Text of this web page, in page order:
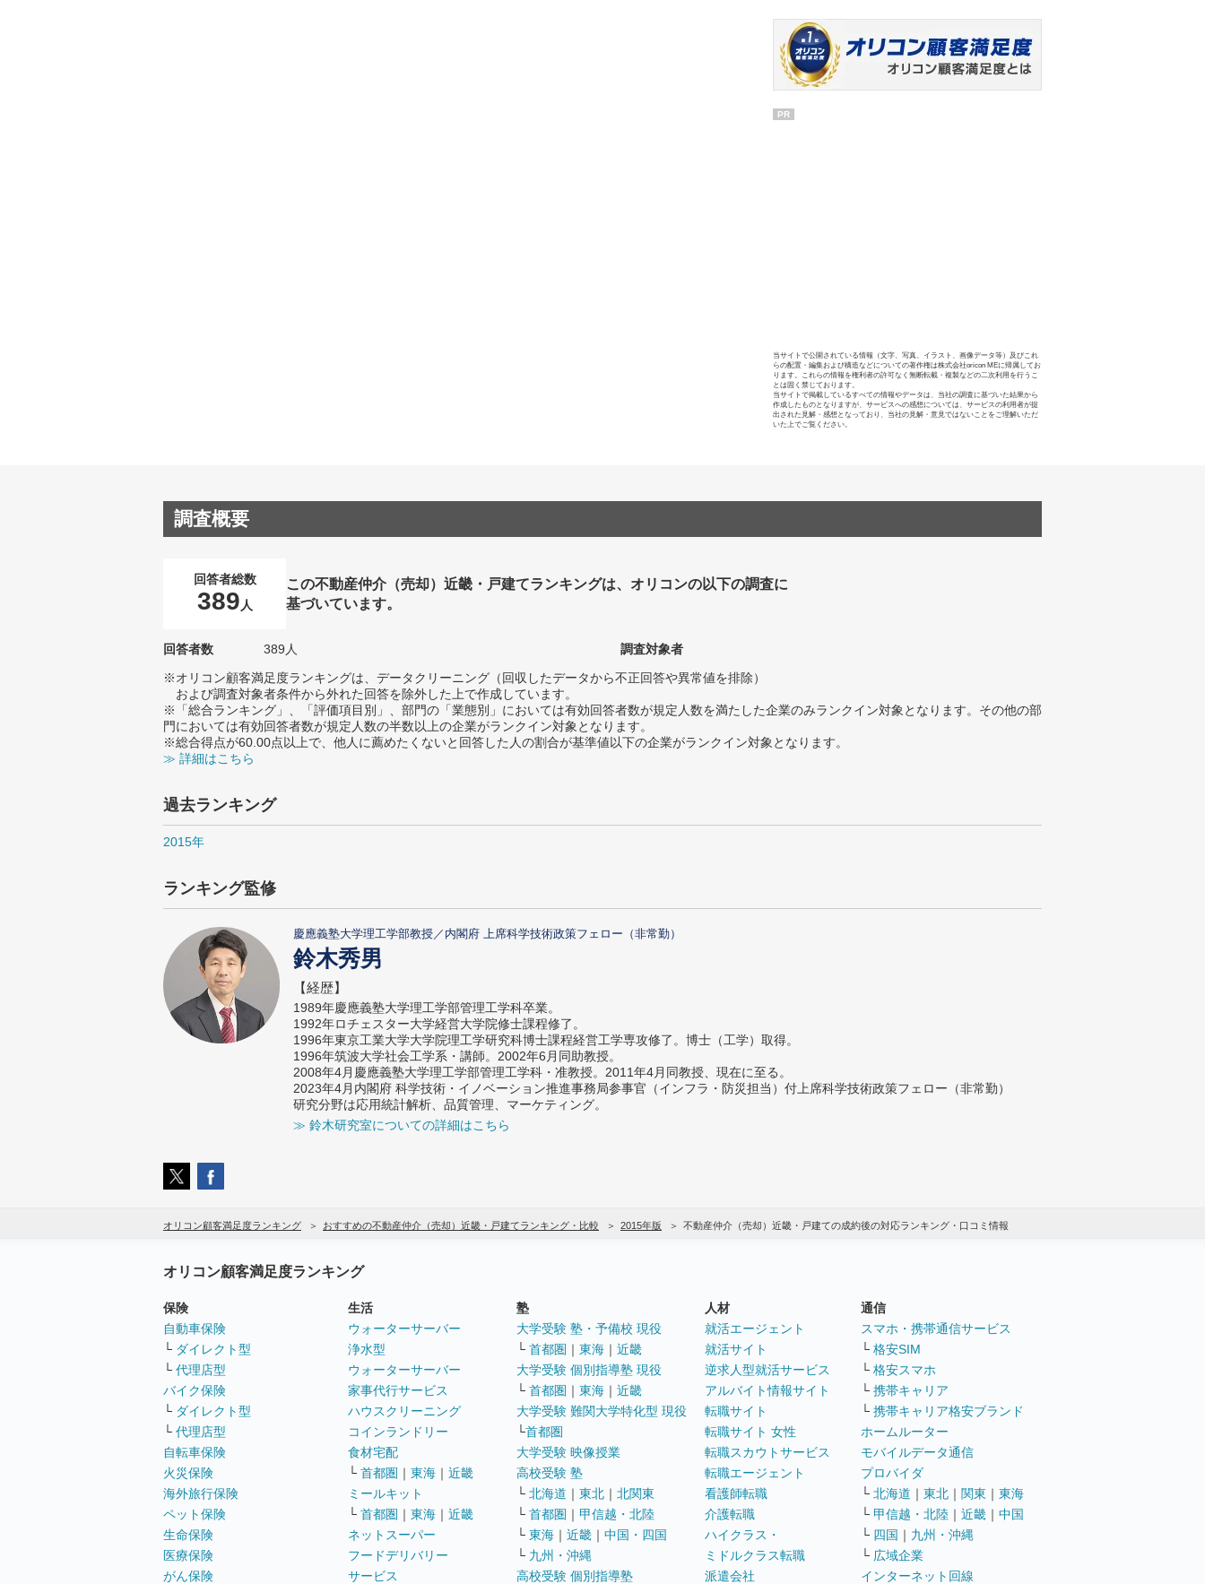
PR
当サイトで公開されている情報（文字、写真、イラスト、画像データ等）及びこれ
らの配置・編集および構造などについての著作権は株式会社oricon MEに帰属してお
ります。これらの情報を権利者の許可なく無断転載・複製などの二次利用を行うこ
とは固く禁じております。
当サイトで掲載しているすべての情報やデータは、当社の調査に基づいた結果から
作成したものとなりますが、サービスへの感想については、サービスの利用者が提
出された見解・感想となっており、当社の見解・意見ではないことをご理解いただ
いた上でご覧ください。
調査概要
回答者総数
389 人
この不動産仲介（売却）近畿・戸建てランキングは、オリコンの以下の調査に
基づいています。
回答者数 389人
調査対象者
※オリコン顧客満足度ランキングは、データクリーニング（回収したデータから不正回答や異常値を排除）
および調査対象者条件から外れた回答を除外した上で作成しています。
※「総合ランキング」、「評価項目別」、部門の「業態別」においては有効回答者数が規定人数を満たした企業のみランクイン対象となります。その他の部
門においては有効回答者数が規定人数の半数以上の企業がランクイン対象となります。
※総合得点が60.00点以上で、他人に薦めたくないと回答した人の割合が基準値以下の企業がランクイン対象となります。
≫ 詳細はこちら
過去ランキング
2015年
ランキング監修
慶應義塾大学理工学部教授／内閣府 上席科学技術政策フェロー（非常勤）
鈴木秀男
【経歴】
1989年慶應義塾大学理工学部管理工学科卒業。
1992年ロチェスター大学経営大学院修士課程修了。
1996年東京工業大学大学院理工学研究科博士課程経営工学専攻修了。博士（工学）取得。
1996年筑波大学社会工学系・講師。2002年6月同助教授。
2008年4月慶應義塾大学理工学部管理工学科・准教授。2011年4月同教授、現在に至る。
2023年4月内閣府 科学技術・イノベーション推進事務局参事官（インフラ・防災担当）付上席科学技術政策フェロー（非常勤）
研究分野は応用統計解析、品質管理、マーケティング。
≫ 鈴木研究室についての詳細はこちら
オリコン顧客満足度ランキング おすすめの不動産仲介（売却）近畿・戸建てランキング・比較 2015年版 不動産仲介（売却）近畿・戸建ての成約後の対応ランキング・口コミ情報
オリコン顧客満足度ランキング
保険
自動車保険
└ ダイレクト型
└ 代理店型
バイク保険
└ ダイレクト型
└ 代理店型
自転車保険
火災保険
海外旅行保険
ペット保険
生命保険
医療保険
がん保険
生活
ウォーターサーバー
浄水型
ウォーターサーバー
家事代行サービス
ハウスクリーニング
コインランドリー
食材宅配
└ 首都圏 ｜ 東海 ｜ 近畿
ミールキット
└ 首都圏 ｜ 東海 ｜ 近畿
ネットスーパー
フードデリバリー
サービス
塾
大学受験 塾・予備校 現役
└ 首都圏 ｜ 東海 ｜ 近畿
大学受験 個別指導塾 現役
└ 首都圏 ｜ 東海 ｜ 近畿
大学受験 難関大学特化型 現役
└首都圏
大学受験 映像授業
高校受験 塾
└ 北海道 ｜ 東北 ｜ 北関東
└ 首都圏 ｜ 甲信越・北陸
└ 東海 ｜ 近畿 ｜ 中国・四国
└ 九州・沖縄
高校受験 個別指導塾
人材
就活エージェント
就活サイト
逆求人型就活サービス
アルバイト情報サイト
転職サイト
転職サイト 女性
転職スカウトサービス
転職エージェント
看護師転職
介護転職
ハイクラス・
ミドルクラス転職
派遣会社
通信
スマホ・携帯通信サービス
└ 格安SIM
└ 格安スマホ
└ 携帯キャリア
└ 携帯キャリア格安ブランド
ホームルーター
モバイルデータ通信
プロバイダ
└ 北海道 ｜ 東北 ｜ 関東 ｜ 東海
└ 甲信越・北陸 ｜ 近畿 ｜ 中国
└ 四国 ｜ 九州・沖縄
└ 広域企業
インターネット回線